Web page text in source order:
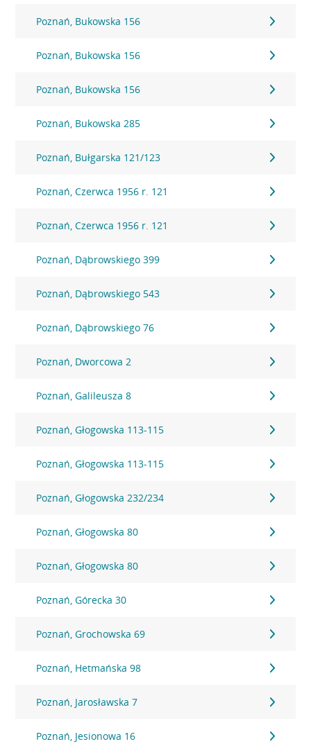
Poznań, Bukowska 156
Poznań, Bukowska 156
Poznań, Bukowska 156
Poznań, Bukowska 285
Poznań, Bułgarska 121/123
Poznań, Czerwca 1956 r. 121
Poznań, Czerwca 1956 r. 121
Poznań, Dąbrowskiego 399
Poznań, Dąbrowskiego 543
Poznań, Dąbrowskiego 76
Poznań, Dworcowa 2
Poznań, Galileusza 8
Poznań, Głogowska 113-115
Poznań, Głogowska 113-115
Poznań, Głogowska 232/234
Poznań, Głogowska 80
Poznań, Głogowska 80
Poznań, Górecka 30
Poznań, Grochowska 69
Poznań, Hetmańska 98
Poznań, Jarosławska 7
Poznań, Jesionowa 16